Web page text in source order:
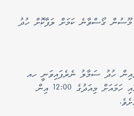
މޫސުން ގޯސްވާނެ ކަމަށް ލަފާކޮށް ހުދު
ހުދު ސަމާލު ނެރެފައިވަނީ ހއ
އަތޮޅުން ފެށިގެން ވ އަތޮޅާއި ހަމައަށް މިއަދުގެ 12:00 އިން